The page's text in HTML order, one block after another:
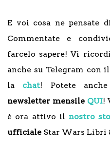
E voi cosa ne pensate
Commentate e
farcelo sapere! Vi
anche su Telegram con
la chat! Potete
newsletter mensile QUI!
è ora attivo il nostro
ufficiale Star Wars Libri